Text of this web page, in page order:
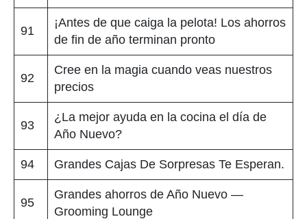
91
¡Antes de que caiga la pelota! Los ahorros
de fin de año terminan pronto
92
Cree en la magia cuando veas nuestros
precios
93
¿La mejor ayuda en la cocina el día de
Año Nuevo?
94 Grandes Cajas De Sorpresas Te Esperan.
95
Grandes ahorros de Año Nuevo —
Grooming Lounge